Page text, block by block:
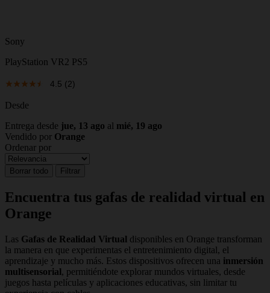
Sony
PlayStation VR2 PS5
4.5 (2)
Desde
Entrega desde jue, 13 ago al mié, 19 ago
Vendido por Orange
Ordenar por
Borrar todo Filtrar
Encuentra tus gafas de realidad virtual en
Orange
Las Gafas de Realidad Virtual disponibles en Orange transforman
la manera en que experimentas el entretenimiento digital, el
aprendizaje y mucho más. Estos dispositivos ofrecen una inmersión
multisensorial, permitiéndote explorar mundos virtuales, desde
juegos hasta películas y aplicaciones educativas, sin limitar tu